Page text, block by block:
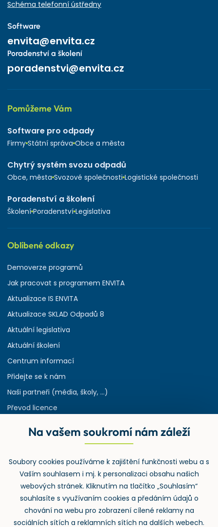
Schéma telefonní ústředny
Software
envita@envita.cz
Poradenství a školení
poradenstvi@envita.cz
Pomůžeme Vám
Software pro odpady
Firmy Státní správa Obce a města
Chytrý systém svozu odpadů
Obce, města Svozové společnosti Logistické společnosti
Poradenství a školení
Školení Poradenství Legislativa
Oblíbené odkazy
Demoverze programů
Jak pracovat s programem ENVITA
Aktualizace IS ENVITA
Aktualizace SKLAD Odpadů 8
Aktuální legislativa
Aktuální školení
Centrum informací
Přidejte se k nám
Naši partneři (média, školy, ...)
Převod licence
Rejstřík používaných zkratek v odpadech
Zpětný odběr
Na vašem soukromí nám záleží
Soubory cookies používáme k zajištění funkčnosti webu a s
Vaším souhlasem i mj. k personalizaci obsahu našich
webových stránek. Kliknutím na tlačítko „Souhlasím“
souhlasíte s využívaním cookies a předáním údajů o
chování na webu pro zobrazení cílené reklamy na
sociálních sítích a reklamních sítích na dalších webech.